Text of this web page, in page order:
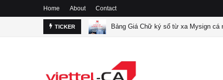
Home About Contact
TICKER Bảng Giá Chữ ký số từ xa Mysign cá